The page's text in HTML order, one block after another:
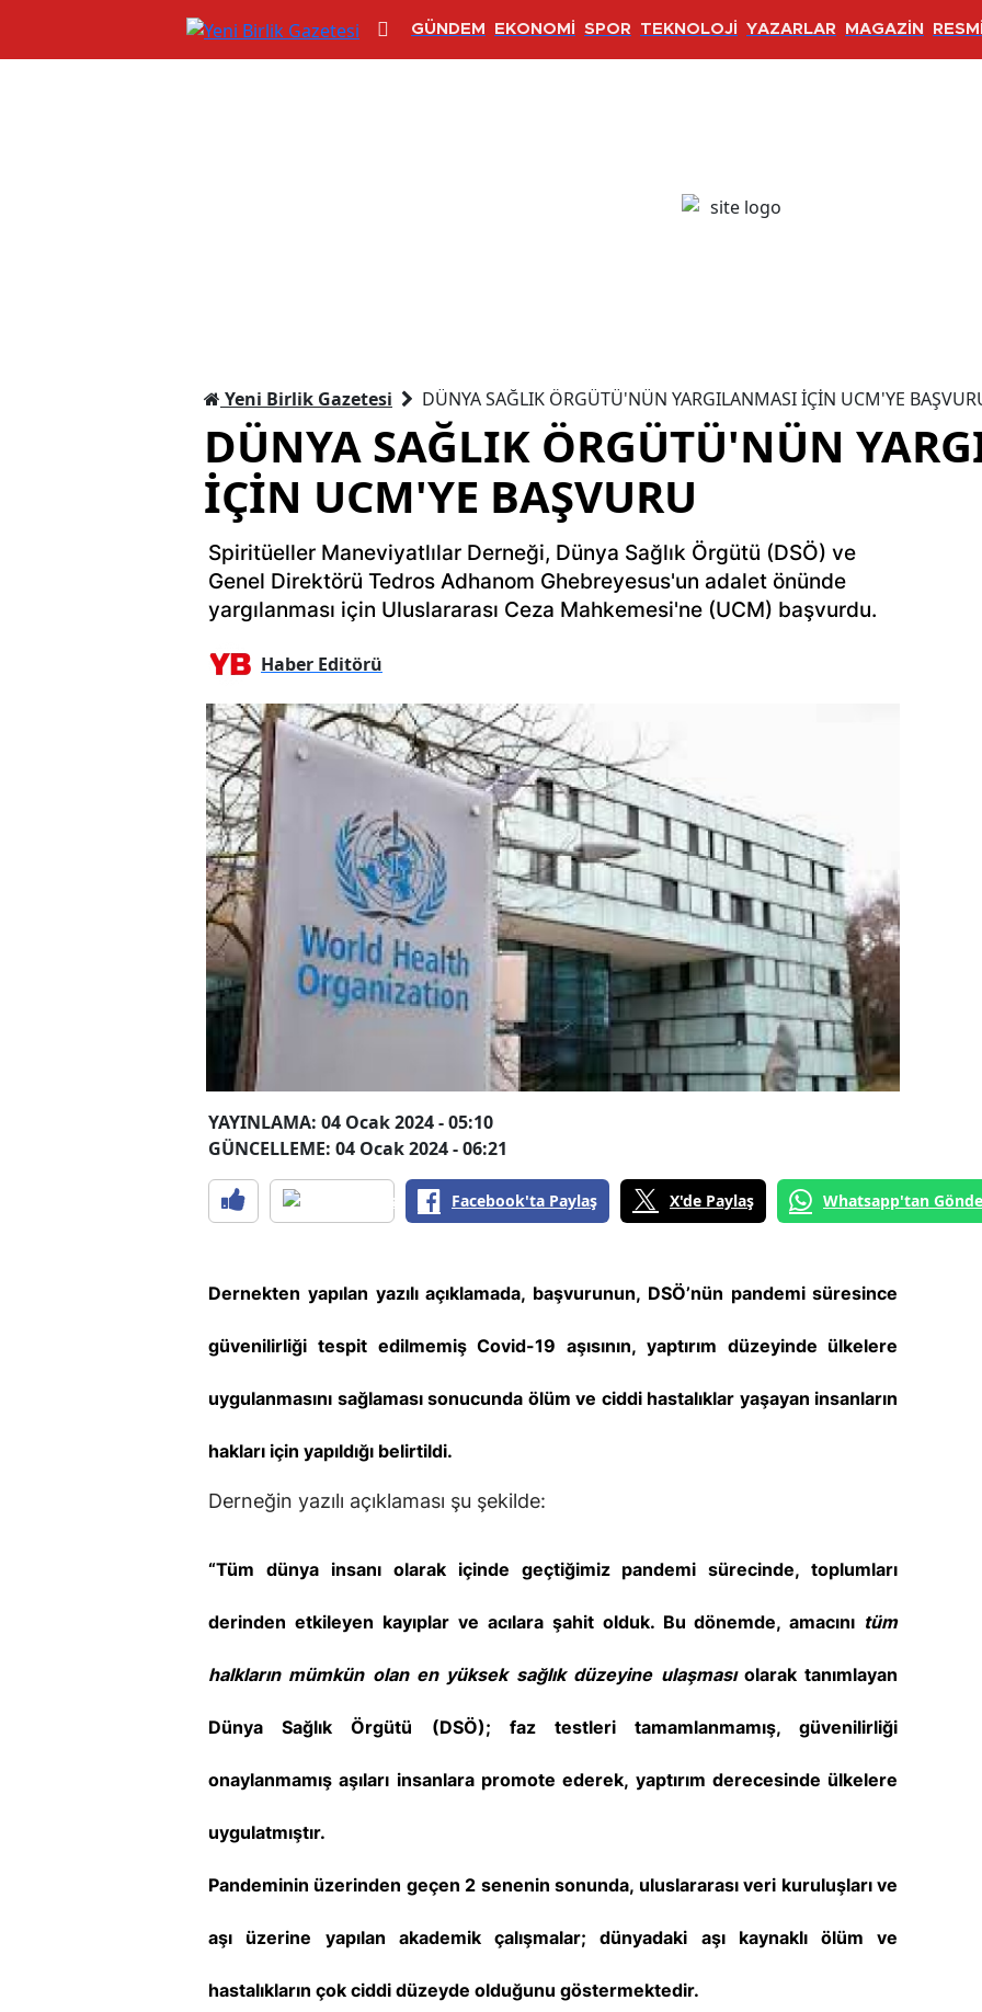
GÜNDEM EKONOMİ SPOR TEKNOLOJİ YAZARLAR MAGAZİN
Yeni Birlik Gazetesi DÜNYA SAĞLIK ÖRGÜTÜ'NÜN YARGILANMASI İÇİN UCM'YE
DÜNYA SAĞLIK ÖRGÜTÜ'NÜN
İÇİN UCM'YE BAŞVURU
Spiritüeller Maneviyatlılar Derneği, Dünya Sağlık Örgütü (DSÖ) ve
Genel Direktörü Tedros Adhanom Ghebreyesus'un adalet önünde
yargılanması için Uluslararası Ceza Mahkemesi'ne (UCM) başvurdu.
Haber Editörü
YAYINLAMA: 04 Ocak 2024 - 05:10
GÜNCELLEME: 04 Ocak 2024 - 06:21
Facebook'ta Paylaş X'de Paylaş Whatsapp'tan
Dernekten yapılan yazılı açıklamada, başvurunun, DSÖ’nün pandemi süresince
güvenilirliği tespit edilmemiş Covid-19 aşısının, yaptırım düzeyinde ülkelere
uygulanmasını sağlaması sonucunda ölüm ve ciddi hastalıklar yaşayan insanların
hakları için yapıldığı belirtildi.
Derneğin yazılı açıklaması şu şekilde:
“Tüm dünya insanı olarak içinde geçtiğimiz pandemi sürecinde, toplumları
derinden etkileyen kayıplar ve acılara şahit olduk. Bu dönemde, amacını tüm
halkların mümkün olan en yüksek sağlık düzeyine ulaşması olarak tanımlayan
Dünya Sağlık Örgütü (DSÖ); faz testleri tamamlanmamış, güvenilirliği
onaylanmamış aşıları insanlara promote ederek, yaptırım derecesinde ülkelere
uygulatmıştır.
Pandeminin üzerinden geçen 2 senenin sonunda, uluslararası veri kuruluşları ve
aşı üzerine yapılan akademik çalışmalar; dünyadaki aşı kaynaklı ölüm ve
hastalıkların çok ciddi düzeyde olduğunu göstermektedir.